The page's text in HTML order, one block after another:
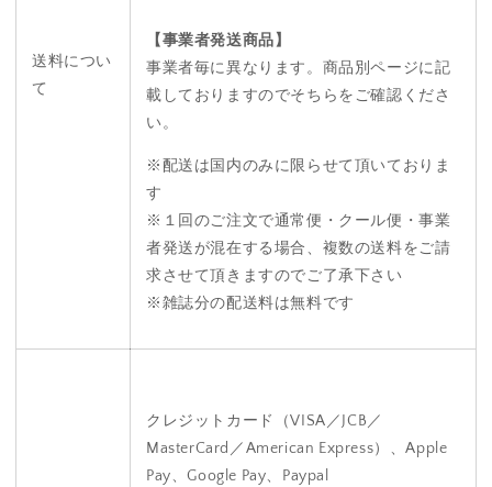
送料につい
て
【事業者発送商品】
事業者毎に異なります。商品別ページに記
載しておりますのでそちらをご確認くださ
い。
※配送は国内のみに限らせて頂いておりま
す
※１回のご注文で通常便・クール便・事業
者発送が混在する場合、複数の送料をご請
求させて頂きますのでご了承下さい
※雑誌分の配送料は無料です
クレジットカード（VISA／JCB／
MasterCard／American Express）、Apple
Pay、Google Pay、Paypal